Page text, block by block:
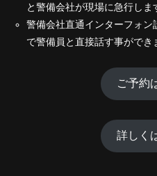
と警備会社が現場に急行しま
警備会社直通インターフォ
で警備員と直接話す事ができ
ご予約
詳しく